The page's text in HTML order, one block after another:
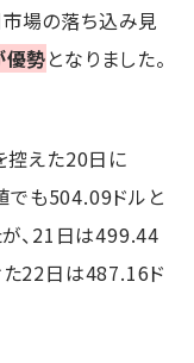
場の落ち込み見
優勢となりました。
えた20日に
でも504.09ドルと
、21日は499.44
た22日は487.16ド